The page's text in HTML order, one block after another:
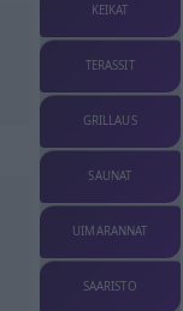
KEIKAT
TERASSIT
GRILLAUS
SAUNAT
UIMARANNAT
SAARISTO